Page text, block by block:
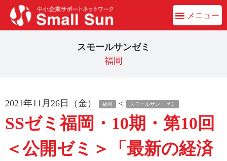
メニュー
スモールサンゼミ
福岡
2021年11月26日（金） 福岡 < スモールサン・ゼミ
SSゼミ福岡・10期・第10回
＜公開ゼミ＞「最新の経済